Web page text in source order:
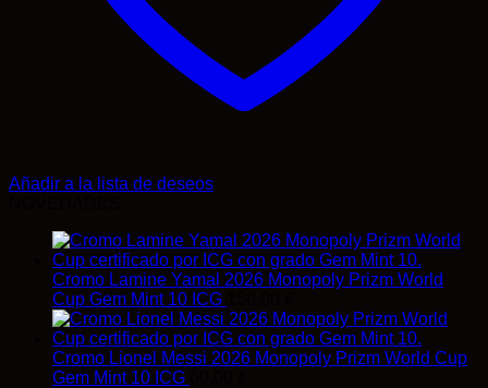
Añadir a la lista de deseos
Cromo Lamine Yamal 2026 Monopoly Prizm World
Cup Gem Mint 10 ICG
Cromo Lionel Messi 2026 Monopoly Prizm World Cup
Gem Mint 10 ICG